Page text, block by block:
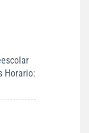
Horario: